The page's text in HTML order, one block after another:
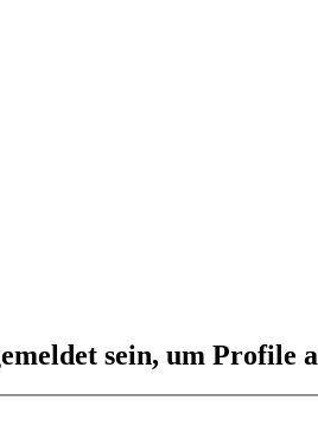
sein, um Profile